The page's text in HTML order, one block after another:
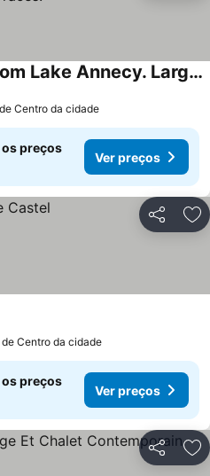
100M2 House 50M From Lake Annecy. Large Sunny Terraces.
Centro da cidade
os preços
Ver preços
Partilhar
de Centro da cidade
os preços
Ver preços
Partilhar